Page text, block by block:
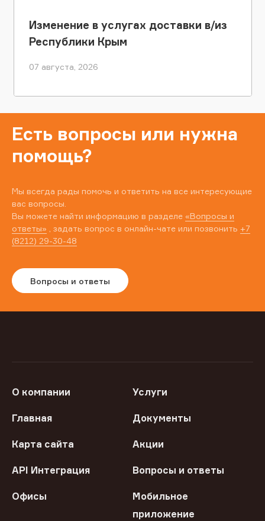
Изменение в услугах доставки в/из
Республики Крым
07 августа, 2026
Есть вопросы или нужна
помощь?
Мы всегда рады помочь и ответить на все интересующие
вас вопросы.
Вы можете найти информацию в разделе «Вопросы и
ответы» , задать вопрос в онлайн-чате или позвонить +7
(8212) 29-30-48
Вопросы и ответы
О компании Услуги
Главная Документы
Карта сайта Акции
API Интеграция Вопросы и ответы
Офисы
Мобильное
приложение